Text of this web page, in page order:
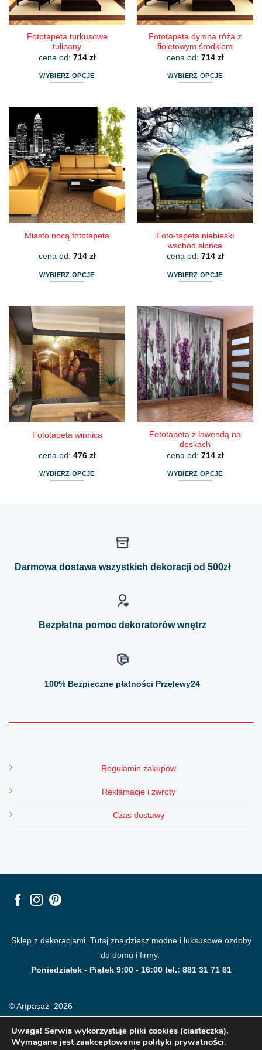
produktu
produktu
Fototapeta turkusowe
tulipany
cena od: 714 zł
WYBIERZ OPCJE
wariantów.
Opcje
wybrać
na
stronie
produktu
Fototapeta dymna róża z
fioletowym środkiem
cena od: 714 zł
WYBIERZ OPCJE
ma
wiele
wariantów.
Opcje
można
wybrać
na
stronie
produktu
Miasto nocą fototapeta
cena od: 714 zł
WYBIERZ OPCJE
wiele
wariantów.
Opcje
można
wybrać
na
stronie
produktu
Foto-tapeta niebieski
wschód słońca
cena od: 714 zł
WYBIERZ OPCJE
ma
wiele
wariantów.
Opcje
można
wybrać
na
stronie
produktu
Fototapeta winnica
cena od: 476 zł
WYBIERZ OPCJE
Fototapeta z lawendą na
deskach
cena od: 714 zł
WYBIERZ OPCJE
można
Darmowa dostawa wszystkich dekoracji od 500zł
Bezpłatna pomoc dekoratorów wnętrz
100% Bezpieczne płatności Przelewy24
Regulamin zakupów
Reklamacje i zwroty
Czas dostawy
Sklep z dekoracjami. Tutaj znajdziesz modne i luksusowe ozdoby
do domu i firmy.
Poniedziałek - Piątek 9:00 - 16:00 tel.: 881 31 71 81
© Artpasaż 2026
Uwaga! Serwis wykorzystuje pliki cookies (ciasteczka).
Wymagane jest zaakceptowanie polityki prywatności.